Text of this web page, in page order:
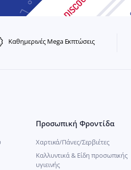
Καθημερινές Mega Εκπτώσεις
Προσωπική Φροντίδα
Χαρτικά/Πάνες/Σερβιέτες
Καλλυντικά & Είδη προσωπικής
υγιεινής